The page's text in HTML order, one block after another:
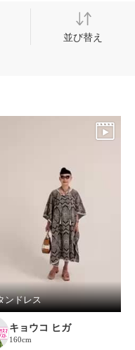
並び替え
ンドレス
キョウコ ヒガ
160cm